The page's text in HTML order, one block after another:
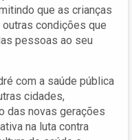
que as crianças
condições que
pessoas ao seu
com a saúde pública
cidades,
das novas gerações
na luta contra